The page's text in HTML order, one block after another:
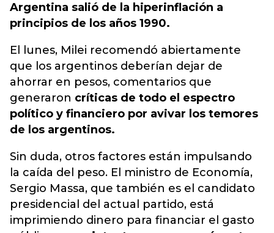
Argentina salió de la hiperinflación a
principios de los años 1990.
El lunes, Milei recomendó abiertamente
que los argentinos deberían dejar de
ahorrar en pesos, comentarios que
generaron críticas de todo el espectro
político y financiero por avivar los temores
de los argentinos.
Sin duda, otros factores están impulsando
la caída del peso. El ministro de Economía,
Sergio Massa, que también es el candidato
presidencial del actual partido, está
imprimiendo dinero para financiar el gasto